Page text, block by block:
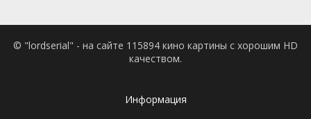
© "lordserial" - на сайте 115894 кино картины с хорошим HD
качеством.
Информация